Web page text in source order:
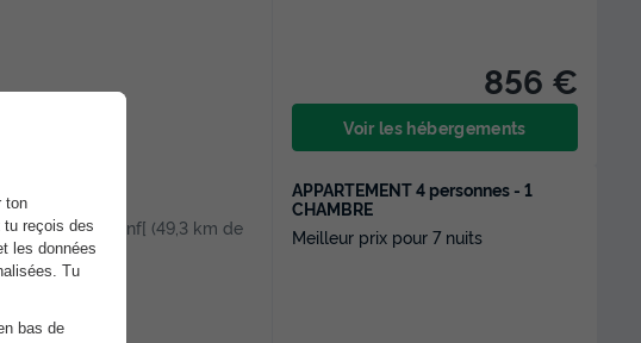
856 €
Voir les hébergements
Thones) | [1, Inf[ (49,3 km de
APPARTEMENT 4 personnes - 1
CHAMBRE
Meilleur prix pour 7 nuits